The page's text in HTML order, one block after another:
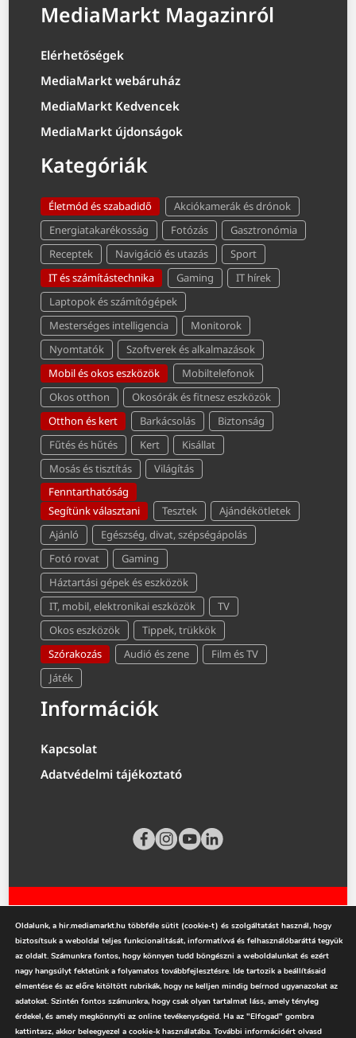
MediaMarkt Magazinról
Elérhetőségek
MediaMarkt webáruház
MediaMarkt Kedvencek
MediaMarkt újdonságok
Kategóriák
Életmód és szabadidő
Akciókamerák és drónok
Energiatakarékosság
Fotózás
Gasztronómia
Receptek
Navigáció és utazás
Sport
IT és számítástechnika
Gaming
IT hírek
Laptopok és számítógépek
Mesterséges intelligencia
Monitorok
Nyomtatók
Szoftverek és alkalmazások
Mobil és okos eszközök
Mobiltelefonok
Okos otthon
Okosórák és fitnesz eszközök
Otthon és kert
Barkácsolás
Biztonság
Fűtés és hűtés
Kert
Kisállat
Mosás és tisztítás
Világítás
Fenntarthatóság
Segítünk választani
Tesztek
Ajándékötletek
Ajánló
Egészség, divat, szépségápolás
Fotó rovat
Gaming
Háztartási gépek és eszközök
IT, mobil, elektronikai eszközök
TV
Okos eszközök
Tippek, trükkök
Szórakozás
Audió és zene
Film és TV
Játék
Információk
Kapcsolat
Adatvédelmi tájékoztató
mediamarkt.hu
Oldalunk, a hir.mediamarkt.hu többféle sütit (cookie-t) és szolgáltatást használ, hogy
biztosítsuk a weboldal teljes funkcionalitását, informatívvá és felhasználóbaráttá tegyük
az oldalt. Számunkra fontos, hogy könnyen tudd böngészni a weboldalunkat és ezért
nagy hangsúlyt fektetünk a folyamatos továbbfejlesztésre. Ide tartozik a beállításaid
elmentése és az előre kitöltött rubrikák, hogy ne kelljen mindig beírnod ugyanazokat az
adatokat. Szintén fontos számunkra, hogy csak olyan tartalmat láss, amely tényleg
érdekel, és amely megkönnyíti az online tevékenységeid. Ha az "Elfogad" gombra
kattintasz, akkor beleegyezel a cookie-k használatába. További információért olvasd